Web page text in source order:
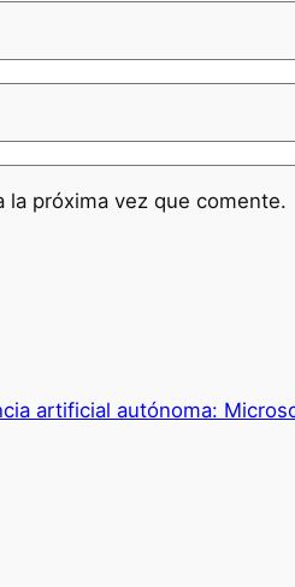
la próxima vez que comente.
artificial autónoma: